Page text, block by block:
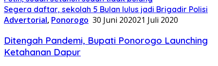
Segera daftar, sekolah 5 Bulan lulus jadi Brigadir Polisi
Advertorial, Ponorogo 30 Juni 202021 Juli 2020
Ditengah Pandemi, Bupati Ponorogo Launching
Ketahanan Dapur